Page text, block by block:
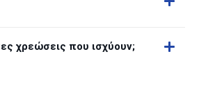
χρεώσεις που ισχύουν;